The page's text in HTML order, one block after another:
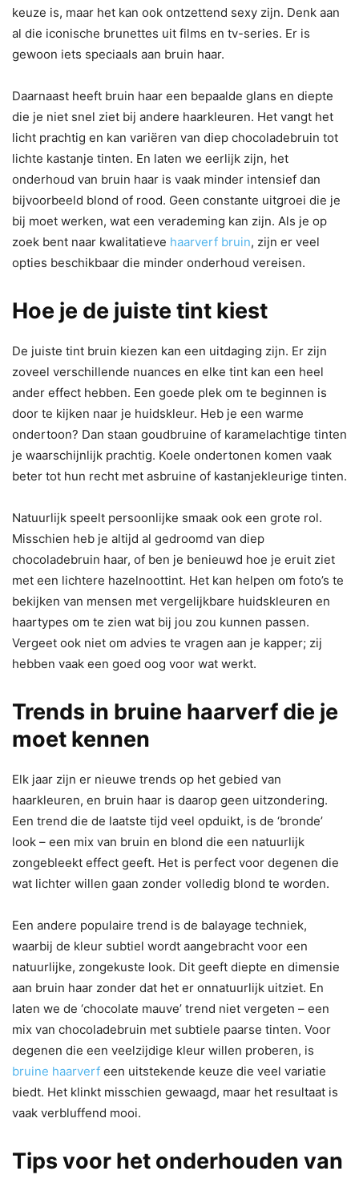
keuze is, maar het kan ook ontzettend sexy zijn. Denk aan
al die iconische brunettes uit films en tv-series. Er is
gewoon iets speciaals aan bruin haar.
Daarnaast heeft bruin haar een bepaalde glans en diepte
die je niet snel ziet bij andere haarkleuren. Het vangt het
licht prachtig en kan variëren van diep chocoladebruin tot
lichte kastanje tinten. En laten we eerlijk zijn, het
onderhoud van bruin haar is vaak minder intensief dan
bijvoorbeeld blond of rood. Geen constante uitgroei die je
bij moet werken, wat een verademing kan zijn. Als je op
zoek bent naar kwalitatieve haarverf bruin, zijn er veel
opties beschikbaar die minder onderhoud vereisen.
Hoe je de juiste tint kiest
De juiste tint bruin kiezen kan een uitdaging zijn. Er zijn
zoveel verschillende nuances en elke tint kan een heel
ander effect hebben. Een goede plek om te beginnen is
door te kijken naar je huidskleur. Heb je een warme
ondertoon? Dan staan goudbruine of karamelachtige tinten
je waarschijnlijk prachtig. Koele ondertonen komen vaak
beter tot hun recht met asbruine of kastanjekleurige tinten.
Natuurlijk speelt persoonlijke smaak ook een grote rol.
Misschien heb je altijd al gedroomd van diep
chocoladebruin haar, of ben je benieuwd hoe je eruit ziet
met een lichtere hazelnoottint. Het kan helpen om foto’s te
bekijken van mensen met vergelijkbare huidskleuren en
haartypes om te zien wat bij jou zou kunnen passen.
Vergeet ook niet om advies te vragen aan je kapper; zij
hebben vaak een goed oog voor wat werkt.
Trends in bruine haarverf die je
moet kennen
Elk jaar zijn er nieuwe trends op het gebied van
haarkleuren, en bruin haar is daarop geen uitzondering.
Een trend die de laatste tijd veel opduikt, is de ‘bronde’
look – een mix van bruin en blond die een natuurlijk
zongebleekt effect geeft. Het is perfect voor degenen die
wat lichter willen gaan zonder volledig blond te worden.
Een andere populaire trend is de balayage techniek,
waarbij de kleur subtiel wordt aangebracht voor een
natuurlijke, zongekuste look. Dit geeft diepte en dimensie
aan bruin haar zonder dat het er onnatuurlijk uitziet. En
laten we de ‘chocolate mauve’ trend niet vergeten – een
mix van chocoladebruin met subtiele paarse tinten. Voor
degenen die een veelzijdige kleur willen proberen, is
bruine haarverf een uitstekende keuze die veel variatie
biedt. Het klinkt misschien gewaagd, maar het resultaat is
vaak verbluffend mooi.
Tips voor het onderhouden van